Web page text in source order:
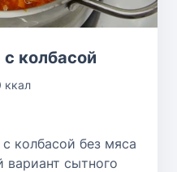
колбасой
ккал
колбасой без мяса
вариант сытного